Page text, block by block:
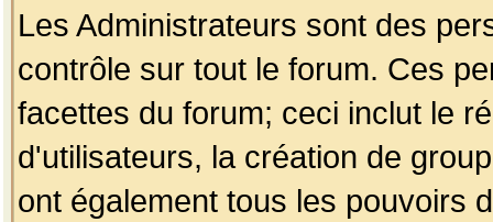
Les Administrateurs sont des
contrôle sur tout le forum. Ces
facettes du forum; ceci inclut le
d'utilisateurs, la création de
ont également tous les pouvoirs